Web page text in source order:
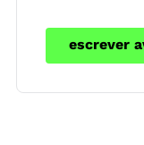
escrever